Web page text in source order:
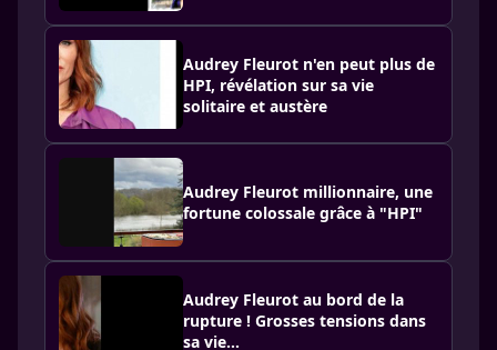
Audrey Fleurot n'en peut plus de
HPI, révélation sur sa vie
solitaire et austère
Audrey Fleurot millionnaire, une
fortune colossale grâce à "HPI"
Audrey Fleurot au bord de la
rupture ! Grosses tensions dans
sa vie…